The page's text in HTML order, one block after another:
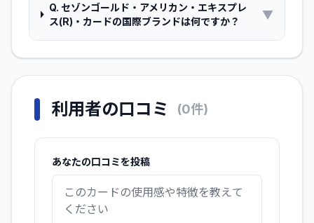
Q. セゾンゴールド・アメリカン・エキスプレ
ス(R)・カードの国際ブランドは何ですか？
▼
利用者の口コミ (0件)
あなたの口コミを投稿